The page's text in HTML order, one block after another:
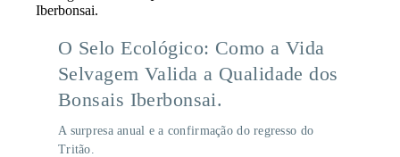
O Selo Ecológico: Como a Vida
Selvagem Valida a Qualidade dos
Bonsais Iberbonsai.
A surpresa anual e a confirmação do regresso do
Tritão.